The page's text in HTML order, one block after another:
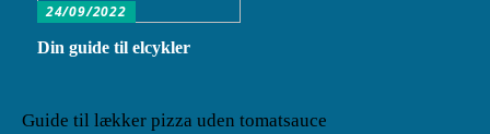
24/09/2022
Din guide til elcykler
Guide til lækker pizza uden tomatsauce